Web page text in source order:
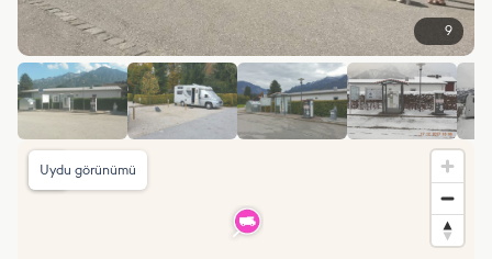
9
Uydu görünümü